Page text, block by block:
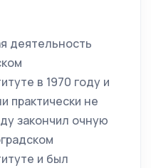
деятельность
в 1970 году и
практически не
закончил очную
и был